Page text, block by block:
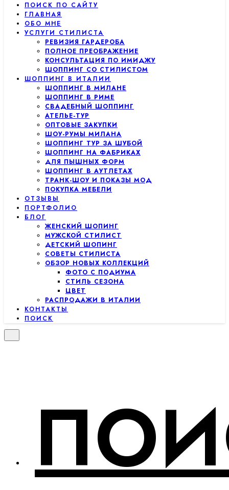
ПОИСК ПО САЙТУ
ГЛАВНАЯ
ОБО МНЕ
УСЛУГИ СТИЛИСТА
РЕВИЗИЯ ГАРДЕРОБА
ПОЛНОЕ ПРЕОБРАЖЕНИЕ
КОНСУЛЬТАЦИЯ ПО ИМИДЖУ
ШОППИНГ СО СТИЛИСТОМ
ШОППИНГ В ИТАЛИИ
ШОППИНГ В МИЛАНЕ
ШОППИНГ В РИМЕ
СВАДЕБНЫЙ ШОППИНГ
АТЕЛЬЕ-ТУР
ОПТОВЫЕ ЗАКУПКИ
ШОУ-РУМЫ МИЛАНА
ШОППИНГ ТУР ЗА ШУБОЙ
ШОППИНГ НА ФАБРИКАХ
ДЛЯ ПЫШНЫХ ФОРМ
ШОППИНГ В АУТЛЕТАХ
ТРАНК-ШОУ И ПОКАЗЫ МОД
ПОКУПКА МЕБЕЛИ
ОТЗЫВЫ
ПОРТФОЛИО
БЛОГ
ЖЕНСКИЙ ШОПИНГ
МУЖСКОЙ СТИЛИСТ
ДЕТСКИЙ ШОПИНГ
СОВЕТЫ СТИЛИСТА
ОБЗОР НОВЫХ КОЛЛЕКЦИЙ
ФОТО С ПОДИУМА
СТИЛЬ СЕЗОНА
ЦВЕТ
РАСПРОДАЖИ В ИТАЛИИ
КОНТАКТЫ
ПОИСК